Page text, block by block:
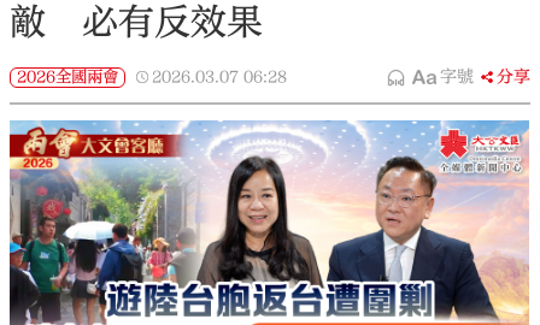
敵 必有反效果
2026全國兩會 2026.03.07 06:28 字號 分享